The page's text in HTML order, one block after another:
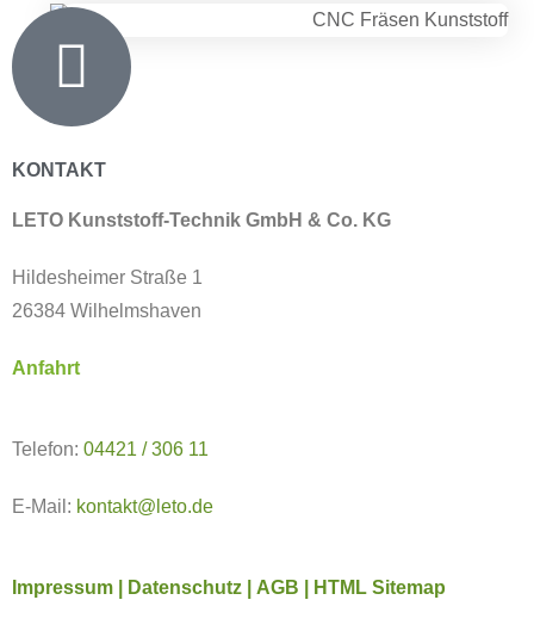
KONTAKT
LETO Kunststoff-Technik GmbH & Co. KG
Hildesheimer Straße 1
26384 Wilhelmshaven
Anfahrt
Telefon: 04421 / 306 11
E-Mail: kontakt@leto.de
Impressum | Datenschutz AGB HTML Sitemap